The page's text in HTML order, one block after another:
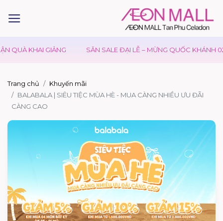
QUÀ KHAI GIẢNG SĂN SALE ĐẠI LỄ – MỪNG QUỐC KHÁNH 02/
Trang chủ
Khuyến mãi
BALABALA | SIÊU TIỆC MÙA HÈ - MUA CÀNG NHIỀU ƯU ĐÃI
CÀNG CAO